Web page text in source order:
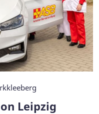
Leipzig